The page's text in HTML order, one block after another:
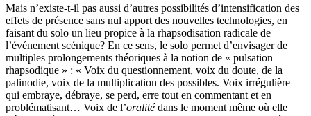
Mais n’existe-t-il pas aussi d’autres possibilités d’intensification des
effets de présence sans nul apport des nouvelles technologies, en
faisant du solo un lieu propice à la rhapsodisation radicale de
l’événement scénique? En ce sens, le solo permet d’envisager de
multiples prolongements théoriques à la notion de « pulsation
rhapsodique » : « Voix du questionnement, voix du doute, de la
palinodie, voix de la multiplication des possibles. Voix irrégulière
qui embraye, débraye, se perd, erre tout en commentant et en
problématisant… Voix de l’oralitédans le moment même où elle